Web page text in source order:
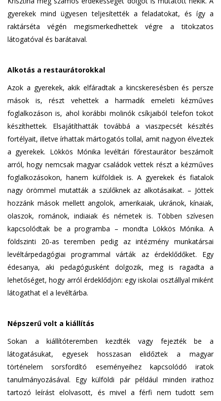
gyerekek mind ügyesen teljesítették a feladatokat, és így a
raktárséta végén megismerkedhettek végre a titokzatos
látogatóval és barátaival.
Alkotás a restaurátorokkal
Azok a gyerekek, akik elfáradtak a kincskeresésben és persze
mások is, részt vehettek a harmadik emeleti kézműves
foglalkozáson is, ahol korábbi molinók csíkjaiból telefon tokot
készíthettek. Elsajátíthatták továbbá a viaszpecsét készítés
fortélyait, illetve írhattak mártogatós tollal, amit nagyon élveztek
a gyerekek. Lökkös Mónika levéltári főrestaurátor beszámolt
arról, hogy nemcsak magyar családok vettek részt a kézműves
foglalkozásokon, hanem külföldiek is. A gyerekek és fiatalok
nagy örömmel mutatták a szülőknek az alkotásaikat. – Jöttek
hozzánk mások mellett angolok, amerikaiak, ukránok, kínaiak,
olaszok, románok, indiaiak és németek is. Többen szívesen
kapcsolódtak be a programba – mondta Lökkös Mónika. A
földszinti 20-as teremben pedig az intézmény munkatársai
levéltárpedagógiai programmal várták az érdeklődőket. Egy
édesanya, aki pedagógusként dolgozik, meg is ragadta a
lehetőséget, hogy arról érdeklődjön: egy iskolai osztállyal miként
látogathat el a levéltárba.
Népszerű volt a kiállítás
Sokan a kiállítóteremben kezdték vagy fejezték be a
látogatásukat, egyesek hosszasan elidőztek a magyar
történelem sorsfordító eseményeihez kapcsolódó iratok
tanulmányozásával. Egy külföldi pár például minden irathoz
tartozó leírást elolvasott, és mivel a férfi nem tudott sem